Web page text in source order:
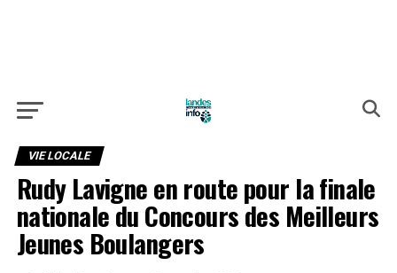
VIE LOCALE
Rudy Lavigne en route pour la finale
nationale du Concours des Meilleurs
Jeunes Boulangers